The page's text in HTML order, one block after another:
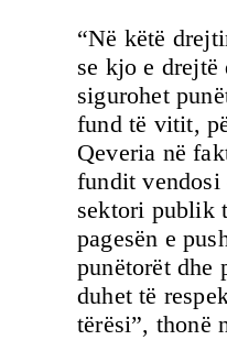
“Në këtë
se kjo e drejtë
sigurohet
fund të vitit,
Qeveria në
fundit
sektori publik
pagesën e
punëtorët dhe
duhet të
tërësi”, thonë